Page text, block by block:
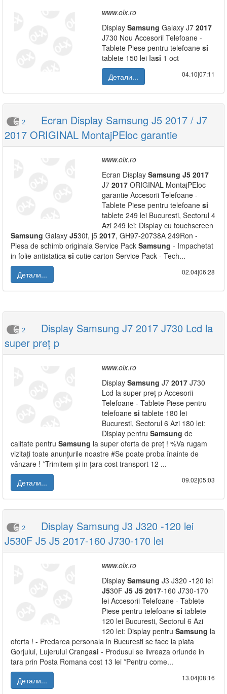
www.olx.ro
Display Samsung Galaxy J7 2017
J730 Nou Accesorii Telefoane -
Tablete Piese pentru telefoane si
tablete 150 lei Iasi 1 oct
Детали...
04.10|07:11
2
Ecran Display Samsung J5 2017 / J7
2017 ORIGINAL MontajPEloc garantie
www.olx.ro
Ecran Display Samsung J5 2017
J7 2017 ORIGINAL MontajPEloc
garantie Accesorii Telefoane -
Tablete Piese pentru telefoane si
tablete 249 lei Bucuresti, Sectorul 4
Azi 249 lei: Display cu touchscreen
Samsung Galaxy J530f, j5 2017, GH97-20738A 249Ron -
Piesa de schimb originala Service Pack Samsung - Impachetat
in folie antistatica si cutie carton Service Pack - Tech...
Детали...
02.04|06:28
2
Display Samsung J7 2017 J730 Lcd la
super preț p
www.olx.ro
Display Samsung J7 2017 J730
Lcd la super preț p Accesorii
Telefoane - Tablete Piese pentru
telefoane si tablete 180 lei
Bucuresti, Sectorul 6 Azi 180 lei:
Display pentru Samsung de
calitate pentru Samsung la super oferta de preț ! %Va rugam
vizitați toate anunțurile noastre #Se poate proba înainte de
vânzare ! *Trimitem și in țara cost transport 12 ...
Детали...
09.02|05:03
2
Display Samsung J3 J320 -120 lei
J530F J5 J5 2017-160 J730-170 lei
www.olx.ro
Display Samsung J3 J320 -120 lei
J530F J5 J5 2017-160 J730-170
lei Accesorii Telefoane - Tablete
Piese pentru telefoane si tablete
120 lei Bucuresti, Sectorul 6 Azi
120 lei: Display pentru Samsung la
oferta ! - Predarea personala in Bucuresti se face la piata
Gorjului, Lujerului Crangasi - Produsul se livreaza oriunde in
tara prin Posta Romana cost 13 lei *Pentru come...
Детали...
13.04|08:16